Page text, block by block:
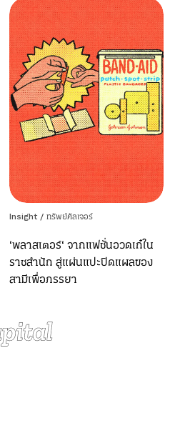
Insight / ทรัพย์คัลเจอร์
‘พลาสเตอร์‘ จากแฟชั่นอวดเก๋ใน
ราชสำนัก สู่แผ่นแปะปิดแผลของ
สามีเพื่อภรรยา